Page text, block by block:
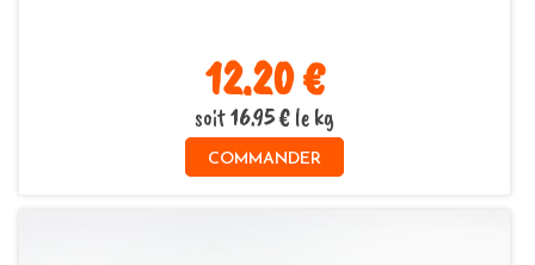
12.20 €
soit 16.95 € le kg
COMMANDER